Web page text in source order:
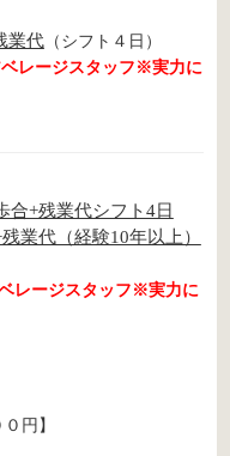
業代（シフト４日）
レージスタッフ※実力に
合+残業代シフト4日
業代（経験10年以上）
レージスタッフ※実力に
円】